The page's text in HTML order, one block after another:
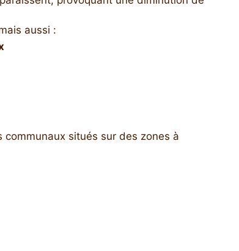
aussi :
situés sur des zones à